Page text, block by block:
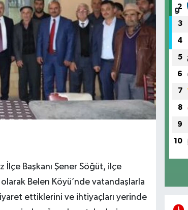
İlçe Başkanı Şener Söğüt, ilçe
Belen Köyü’nde vatandaşlarla
ettiklerini ve ihtiyaçları yerinde
2
3
4
5
6
7
8
9
10